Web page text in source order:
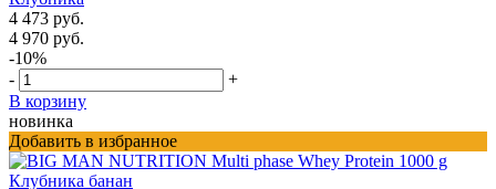
4 473 руб.
4 970 руб.
-10%
-
+
В корзину
новинка
Добавить в избранное